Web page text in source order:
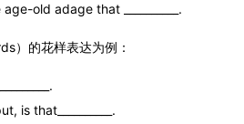
old adage that __________.
）的花样表达为例：
is that__________.